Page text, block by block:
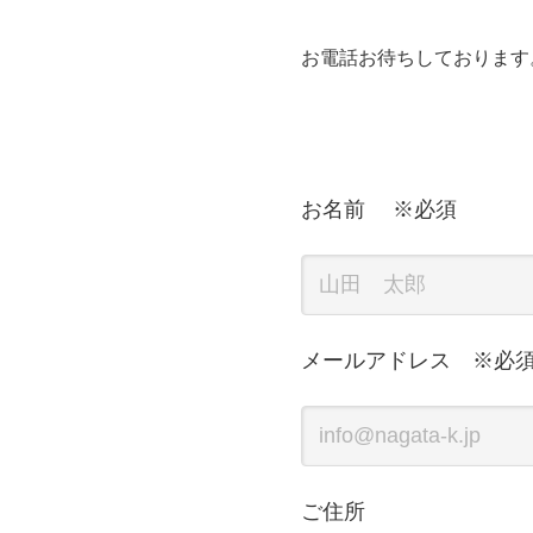
お電話お待ちしております
お名前 ※必須
メールアドレス ※必
ご住所